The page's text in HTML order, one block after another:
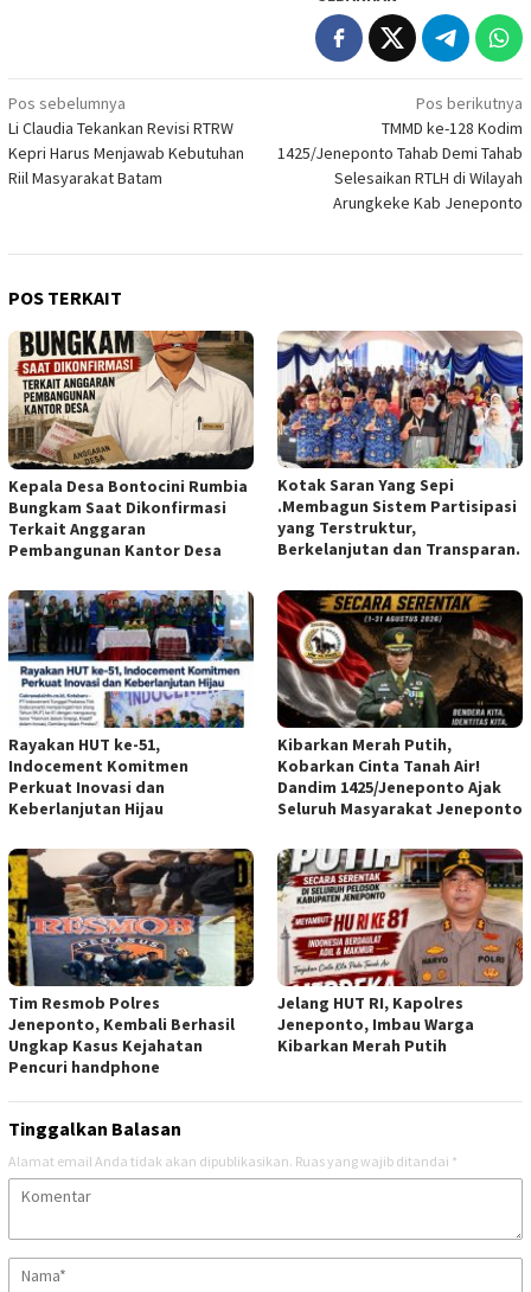
Navigasi
pos
Pos sebelumnya
Li Claudia Tekankan Revisi RTRW
Kepri Harus Menjawab Kebutuhan
Riil Masyarakat Batam
Pos berikutnya
TMMD ke-128 Kodim
1425/Jeneponto Tahab Demi Tahab
Selesaikan RTLH di Wilayah
Arungkeke Kab Jeneponto
POS TERKAIT
Kepala Desa Bontocini Rumbia
Bungkam Saat Dikonfirmasi
Terkait Anggaran
Pembangunan Kantor Desa
Kotak Saran Yang Sepi
.Membagun Sistem Partisipasi
yang Terstruktur,
Berkelanjutan dan Transparan.
Rayakan HUT ke-51,
Indocement Komitmen
Perkuat Inovasi dan
Keberlanjutan Hijau
Kibarkan Merah Putih,
Kobarkan Cinta Tanah Air!
Dandim 1425/Jeneponto Ajak
Seluruh Masyarakat Jeneponto
Tim Resmob Polres
Jeneponto, Kembali Berhasil
Ungkap Kasus Kejahatan
Pencuri handphone
Jelang HUT RI, Kapolres
Jeneponto, Imbau Warga
Kibarkan Merah Putih
Tinggalkan Balasan
Alamat email Anda tidak akan dipublikasikan. Ruas yang wajib ditandai *